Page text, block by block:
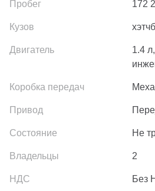
172
1.4
Не
2
Без